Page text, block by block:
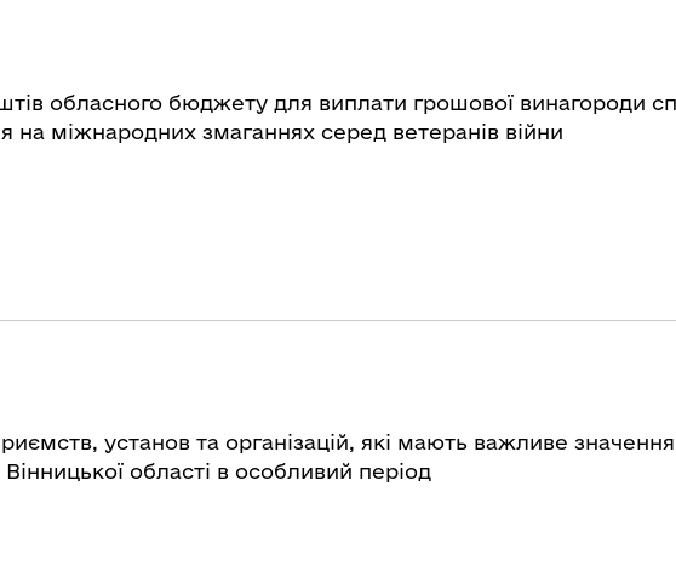
обласного бюджету для виплати грошової винагороди
на міжнародних змаганнях серед ветеранів війни
установ та організацій, які мають важливе
області в особливий період